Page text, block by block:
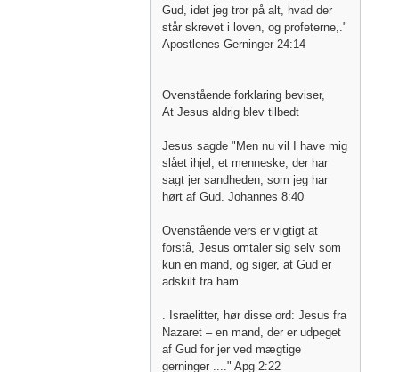
Gud, idet jeg tror på alt, hvad der
står skrevet i loven, og profeterne,."
Apostlenes Gerninger 24:14
Ovenstående forklaring beviser,
At Jesus aldrig blev tilbedt
Jesus sagde "Men nu vil I have mig
slået ihjel, et menneske, der har
sagt jer sandheden, som jeg har
hørt af Gud. Johannes 8:40
Ovenstående vers er vigtigt at
forstå, Jesus omtaler sig selv som
kun en mand, og siger, at Gud er
adskilt fra ham.
. Israelitter, hør disse ord: Jesus fra
Nazaret – en mand, der er udpeget
af Gud for jer ved mægtige
gerninger ...." Apg 2:22